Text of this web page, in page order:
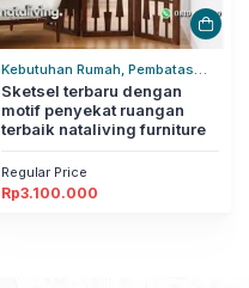
Kebutuhan Rumah, Pembatas
Ruangan, Rumah Tangga
Sketsel terbaru dengan
motif penyekat ruangan
terbaik nataliving furniture
Regular Price
Rp3.100.000